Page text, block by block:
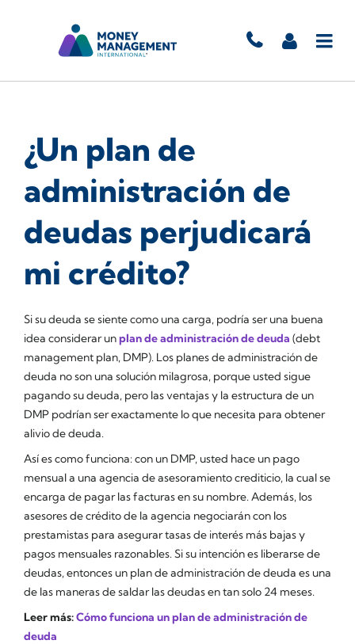
¿Un plan de
administración de
deudas perjudicará
mi crédito?
Si su deuda se siente como una carga, podría ser una buena
idea considerar unplan de administración de deuda (debt
management plan, DMP). Los planes de administración de
deuda no son una solución milagrosa, porque usted sigue
pagando su deuda, pero las ventajas y la estructura de un
DMP podrían ser exactamente lo que necesita para obtener
alivio de deuda.
Así es como funciona: con un DMP, usted hace un pago
mensual a una agencia de asesoramiento crediticio, la cual se
encarga de pagar las facturas en su nombre. Además, los
asesores de crédito de la agencia negociarán con los
prestamistas para asegurar tasas de interés más bajas y
pagos mensuales razonables. Si su intención es liberarse de
deudas, entonces un plan de administración de deuda es una
de las maneras de saldar las deudas en tan solo 24 meses.
Leer más:Cómo funciona un plan de administración de
deuda